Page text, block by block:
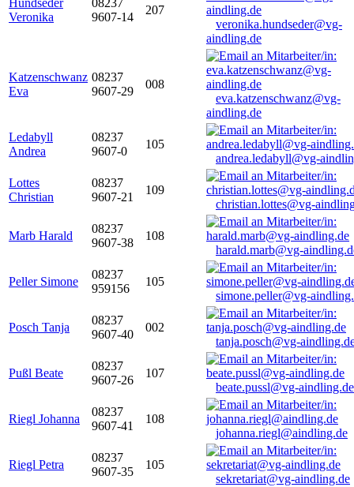
Hundseder
Veronika
08237
9607-14
207
veronika.hundseder@vg-
aindling.de
Katzenschwanz
Eva
08237
9607-29
008
eva.katzenschwanz@vg-
aindling.de
Ledabyll
Andrea
08237
9607-0
105
andrea.ledabyll@vg-
Lottes
Christian
08237
9607-21
109
christian.lottes@vg-
Marb Harald
08237
9607-38
108
harald.marb@vg-
Peller Simone
08237
959156
105
simone.peller@vg-
Posch Tanja
08237
9607-40
002
tanja.posch@vg-
Pußl Beate
08237
9607-26
107
beate.pussl@vg-aindling.de
Riegl Johanna
08237
9607-41
108
johanna.riegl@aindling.de
Riegl Petra
08237
9607-35
105
sekretariat@vg-aindling.de